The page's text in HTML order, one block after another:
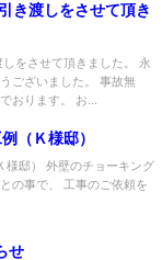
き渡しをさせて頂き
をさせて頂きました。 永
ございました。 事故無
おります。 お...
（Ｋ様邸）
様邸） 外壁のチョーキング
の事で、 工事のご依頼を
せ